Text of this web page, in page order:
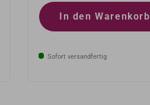
In den Warenkorb
Sofort versandfertig